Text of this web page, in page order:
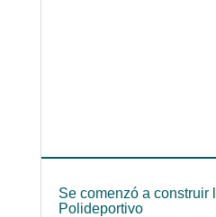
Se comenzó a construir
Polideportivo